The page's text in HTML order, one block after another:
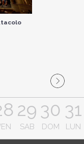
29
SAB
30
DOM
31
LUN